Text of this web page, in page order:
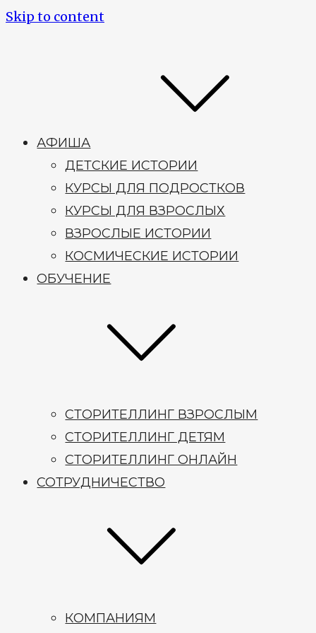
Skip to content
АФИША
ДЕТСКИЕ ИСТОРИИ
КУРСЫ ДЛЯ ПОДРОСТКОВ
КУРСЫ ДЛЯ ВЗРОСЛЫХ
ВЗРОСЛЫЕ ИСТОРИИ
КОСМИЧЕСКИЕ ИСТОРИИ
ОБУЧЕНИЕ
СТОРИТЕЛЛИНГ ВЗРОСЛЫМ
СТОРИТЕЛЛИНГ ДЕТЯМ
СТОРИТЕЛЛИНГ ОНЛАЙН
СОТРУДНИЧЕСТВО
КОМПАНИЯМ